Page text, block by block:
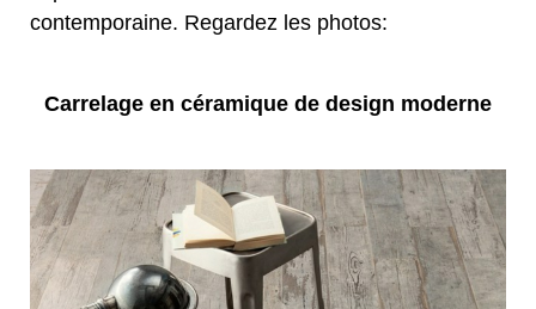
contemporaine. Regardez les photos:
Carrelage en céramique de design moderne